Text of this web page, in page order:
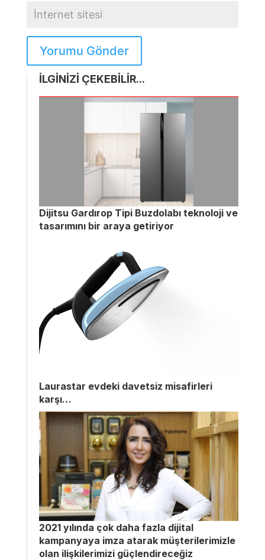
Yorumu Gönder
İLGİNİZİ ÇEKEBİLİR...
Dijitsu Gardırop Tipi Buzdolabı teknoloji ve
tasarımını bir araya getiriyor
Laurastar evdeki davetsiz misafirleri
karşı…
2021 yılında çok daha fazla dijital
kampanyaya imza atarak müşterilerimizle
olan ilişkilerimizi güçlendireceğiz